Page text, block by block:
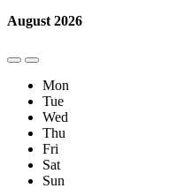
August 2026
Previous
Month
Next
Month
Mon
Tue
Wed
Thu
Fri
Sat
Sun